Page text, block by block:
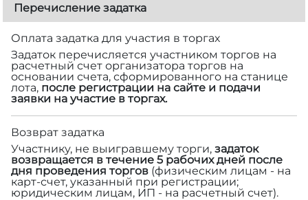
Перечисление задатка
Оплата задатка для участия в торгах
Задаток перечисляется участником торгов на
расчетный счет организатора торгов на
основании счета, сформированного на станице
лота, после регистрации на сайте и подачи
заявки на участие в торгах.
Возврат задатка
Участнику, не выигравшему торги, задаток
возвращается в течение 5 рабочих дней после
дня проведения торгов (физическим лицам - на
карт-счет, указанный при регистрации;
юридическим лицам, ИП - на расчетный счет).